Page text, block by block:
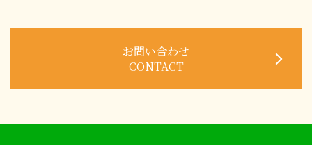
お問い合わせ
CONTACT